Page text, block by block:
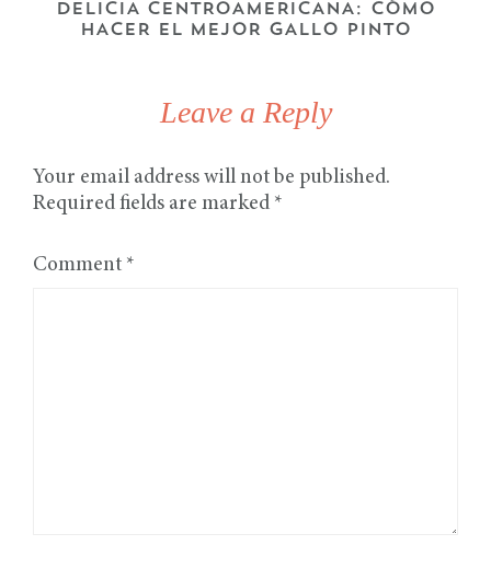
DELICIA CENTROAMERICANA: CÓMO
HACER EL MEJOR GALLO PINTO
Leave a Reply
Your email address will not be published.
Required fields are marked *
Comment *